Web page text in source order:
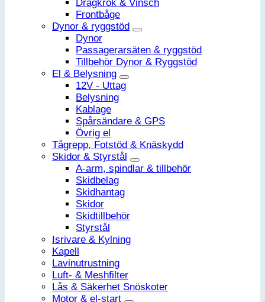
Dragkrok & Vinsch
Frontbåge
Dynor & ryggstöd
Dynor
Passagerarsäten & ryggstöd
Tillbehör Dynor & Ryggstöd
El & Belysning
12V - Uttag
Belysning
Kablage
Spårsändare & GPS
Övrig el
Tågrepp, Fotstöd & Knäskydd
Skidor & Styrstål
A-arm, spindlar & tillbehör
Skidbelag
Skidhantag
Skidor
Skidtillbehör
Styrstål
Isrivare & Kylning
Kapell
Lavinutrustning
Luft- & Meshfilter
Lås & Säkerhet Snöskoter
Motor & el-start